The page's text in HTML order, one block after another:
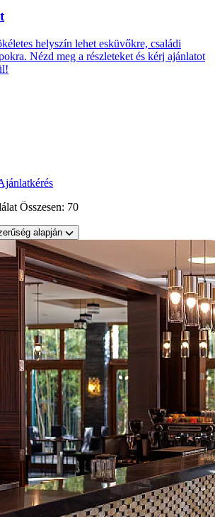
helyszín lehet esküvőkre, családi
Nézd meg a részleteket és kérj ajánlatot
Összesen: 70
alapján